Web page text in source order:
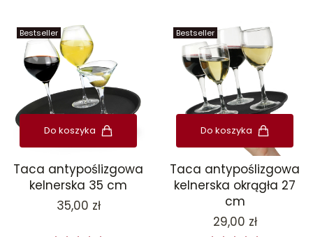
Bestseller
Do koszyka
Taca antypoślizgowa
kelnerska 35 cm
Cena
35,00 zł
Bestseller
Do koszyka
Taca antypoślizgowa
kelnerska okrągła 27
cm
Cena
29,00 zł